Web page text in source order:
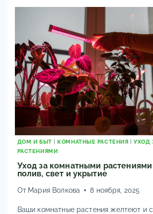
СРЕДСТВА
ДОМ И БЫТ |КОМНАТНЫЕ РАСТЕНИЯ |УХОД
РАСТЕНИЯМИ
Уход за комнатными
полив, свет и укрытие
От Мария Волкова 8 ноября, 2025
Ваши комнатные растения желтеют и